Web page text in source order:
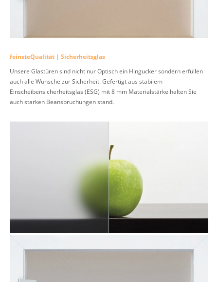
feinsteQualität | Sicherheitsglas
Unsere Glastüren sind nicht nur Optisch ein Hingucker sondern erfüllen
auch alle Wünsche zur Sicherheit. Gefertigt aus stabilem
Einscheibensicherheitsglas (ESG) mit 8 mm Materialstärke halten Sie
auch starken Beanspruchungen stand.